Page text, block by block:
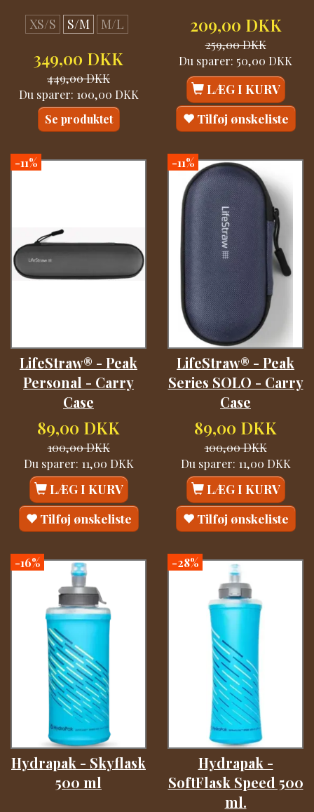
XS/S S/M M/L
349,00 DKK
449,00 DKK
Du sparer: 100,00 DKK
Se produktet
209,00 DKK
259,00 DKK
Du sparer: 50,00 DKK
LÆG I KURV
Tilføj ønskeliste
-11%
LifeStraw® - Peak
Personal - Carry
Case
89,00 DKK
100,00 DKK
Du sparer: 11,00 DKK
LÆG I KURV
Tilføj ønskeliste
-11%
LifeStraw® - Peak
Series SOLO - Carry
Case
89,00 DKK
100,00 DKK
Du sparer: 11,00 DKK
LÆG I KURV
Tilføj ønskeliste
-16%
Hydrapak - Skyflask
500 ml
-28%
Hydrapak -
SoftFlask Speed 500
ml.